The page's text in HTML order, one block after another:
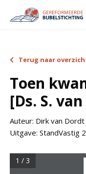
Terug naar
Toen
[Ds. S.
Auteur: Dirk van Dordt
Uitgave: StandVastig
1 / 3